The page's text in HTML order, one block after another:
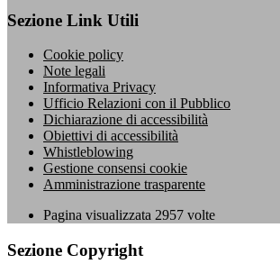
Sezione Link Utili
Cookie policy
Note legali
Informativa Privacy
Ufficio Relazioni con il Pubblico
Dichiarazione di accessibilità
Obiettivi di accessibilità
Whistleblowing
Gestione consensi cookie
Amministrazione trasparente
Pagina visualizzata 2957 volte
Sezione Copyright